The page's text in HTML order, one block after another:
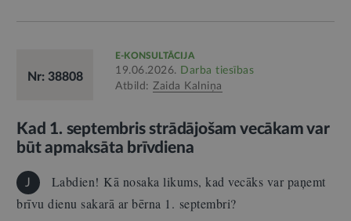
Nr: 38808
E-KONSULTĀCIJA
19.06.2026. Darba tiesības
Atbild: Zaida Kalniņa
Kad 1. septembris strādājošam vecākam var
būt apmaksāta brīvdiena
J
Labdien! Kā nosaka likums, kad vecāks var paņemt
brīvu dienu sakarā ar bērna 1. septembri?